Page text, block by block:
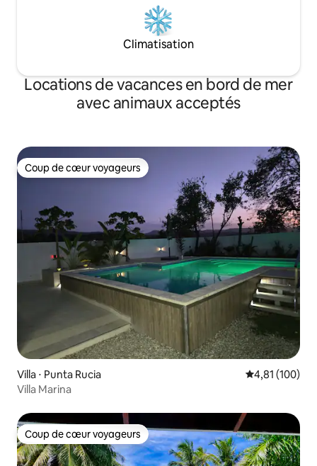
Climatisation
Locations de vacances en bord de mer
avec animaux acceptés
Coup de cœur voyageurs
Coup de cœur voyageurs
Villa ⋅ Punta Rucia Évaluation
4,81 (100)
Villa Marina
Coup de cœur voyageurs
Coup de cœur voyageurs